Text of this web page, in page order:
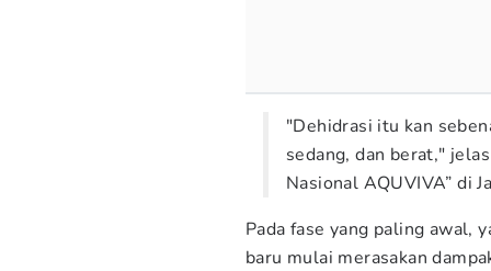
"Dehidrasi itu kan
sedang, dan berat,"
Nasional AQUVIVA” di
Pada fase yang paling awal,
baru mulai merasakan